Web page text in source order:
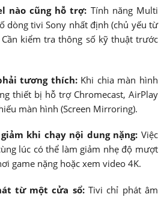
nào cũng hỗ trợ: Tính năng Multi
dòng tivi Sony nhất định (chủ yếu từ
kiểm tra thông số kỹ thuật trước
tương thích: Khi chia màn hình
thiết bị hỗ trợ Chromecast, AirPlay
màn hình (Screen Mirroring).
khi chạy nội dung nặng: Việc
lúc có thể làm giảm nhẹ độ mượt
game nặng hoặc xem video 4K.
từ một cửa sổ:Tivi chỉ phát âm